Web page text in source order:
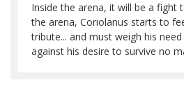
Inside the arena, it will be a fight
the arena, Coriolanus starts to
tribute... and must weigh his
against his desire to survive no